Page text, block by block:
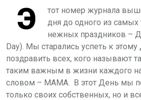
Э
тот номер журнала
дня до одного из самых
нежных праздников –
Day). Мы старались успеть к
поздравить всех, кого называют
таким важным в жизни каждого
словом – МАМА. В этот День мы
только своих собственных, но и